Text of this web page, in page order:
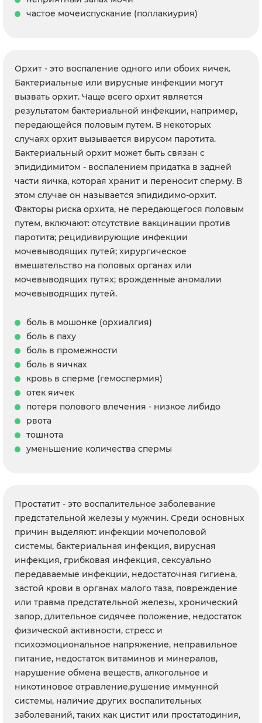
частое мочеиспускание (поллакиурия)
Орхит - это воспаление одного или обоих яичек.
Бактериальные или вирусные инфекции могут
вызвать орхит. Чаще всего орхит является
результатом бактериальной инфекции, например,
передающейся половым путем. В некоторых
случаях орхит вызывается вирусом паротита.
Бактериальный орхит может быть связан с
эпидидимитом - воспалением придатка в задней
части яичка, которая хранит и переносит сперму. В
этом случае он называется эпидидимо-орхит.
Факторы риска орхита, не передающегося половым
путем, включают: отсутствие вакцинации против
паротита; рецидивирующие инфекции
мочевыводящих путей; хирургическое
вмешательство на половых органах или
мочевыводящих путях; врожденные аномалии
мочевыводящих путей.
боль в мошонке (орхиалгия)
боль в паху
боль в промежности
боль в яичках
кровь в сперме (гемоспермия)
отек яичек
потеря полового влечения - низкое либидо
рвота
тошнота
уменьшение количества спермы
Простатит - это воспалительное заболевание
предстательной железы у мужчин. Среди основных
причин выделяют: инфекции мочеполовой
системы, бактериальная инфекция, вирусная
инфекция, грибковая инфекция, сексуально
передаваемые инфекции, недостаточная гигиена,
застой крови в органах малого таза, повреждение
или травма предстательной железы, хронический
запор, длительное сидячее положение, недостаток
физической активности, стресс и
психоэмоциональное напряжение, неправильное
питание, недостаток витаминов и минералов,
нарушение обмена веществ, алкогольное и
никотиновое отравление,рушение иммунной
системы, наличие других воспалительных
заболеваний, таких как цистит или простатодиния,